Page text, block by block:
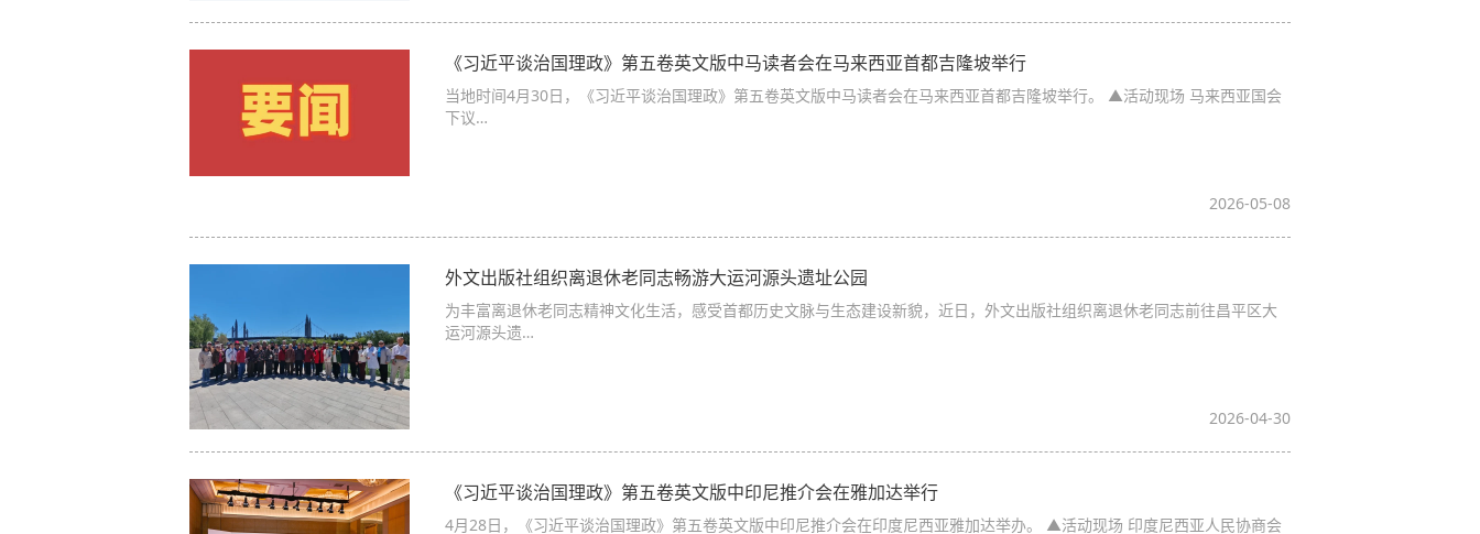
《习近平谈治国理政》第五卷英文版中马读者会在马来西亚首都吉隆坡举行
当地时间4月30日，《习近平谈治国理政》第五卷英文版中马读者会在马来西亚首都吉隆坡举行。 ▲活动现场 马来西亚国会
下议…
2026-05-08
外文出版社组织离退休老同志畅游大运河源头遗址公园
为丰富离退休老同志精神文化生活，感受首都历史文脉与生态建设新貌，近日，外文出版社组织离退休老同志前往昌平区大
运河源头遗…
2026-04-30
《习近平谈治国理政》第五卷英文版中印尼推介会在雅加达举行
4月28日，《习近平谈治国理政》第五卷英文版中印尼推介会在印度尼西亚雅加达举办。 ▲活动现场 印度尼西亚人民协商会